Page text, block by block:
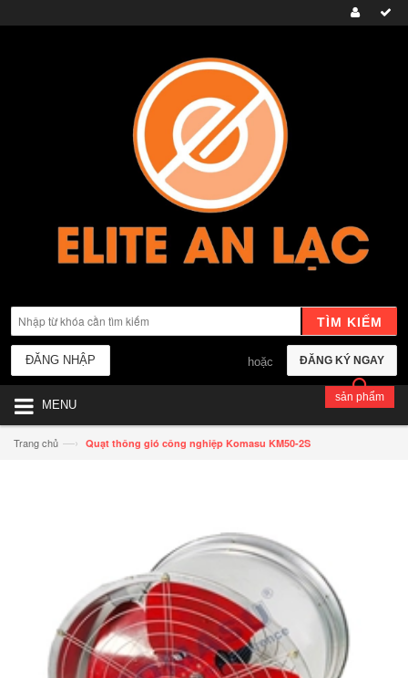
TÌM KIẾM
ĐĂNG KÝ NGAY
hoặc
ĐĂNG NHẬP
MENU
sản phẩm
Trang chủ —› Quạt thông gió công nghiệp Komasu KM50-2S